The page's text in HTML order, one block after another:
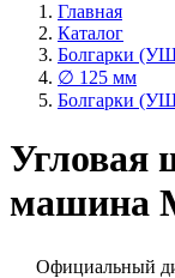
Главная
Каталог
Болгарки
∅ 125 мм
Болгарки
Угловая
машина
Официальный